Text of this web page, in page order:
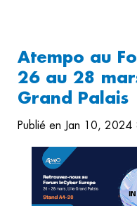
Atempo au
26 au 28
Grand Palais
Publié en Jan 10,